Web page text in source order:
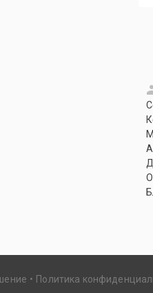
Политика